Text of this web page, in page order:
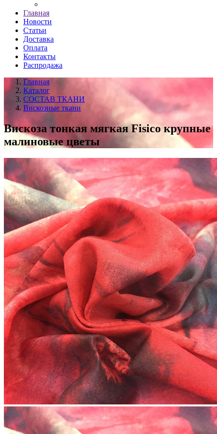
Главная
Новости
Статьи
Доставка
Оплата
Контакты
Распродажа
Главная
Каталог
СОСТАВ ТКАНИ
Вискозные ткани
Вискоза тонкая мягкая Fisico крупные
малиновые цветы